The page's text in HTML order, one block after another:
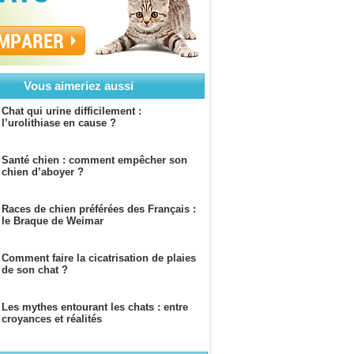
Vous aimeriez aussi
Chat qui urine difficilement :
l’urolithiase en cause ?
Santé chien : comment empêcher son
chien d’aboyer ?
Races de chien préférées des Français :
le Braque de Weimar
Comment faire la cicatrisation de plaies
de son chat ?
Les mythes entourant les chats : entre
croyances et réalités